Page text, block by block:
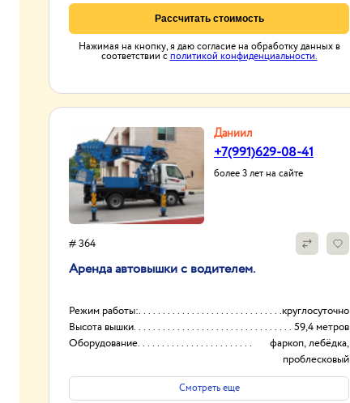
Рассчитать стоимость
Нажимая на кнопку, я даю согласие на обработку данных в
соответствии сполитикой конфиденциальности.
Даниил
+7(991)629-08-41
более 3 лет на сайте
# 364
Аренда автовышки с водителем.
Режим работы:
круглосуточно
Высота вышки
59,4 метров
Оборудование
фаркоп, лебёдка,
проблесковый
маячок,
Смотреть еще